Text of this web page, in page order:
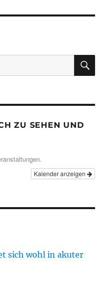
ZU SEHEN UND
Kalender anzeigen
sich wohl in akuter